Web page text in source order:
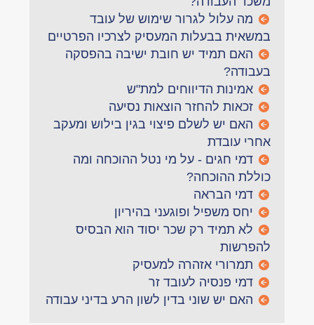
מה עלול לגרור שימוש של עובד
במשאית בבעלות המעסיק לצרכיו הפרטיים
האם תמיד יש חובת ישיבה בהפסקה
בעבודה?
אמינות הדיווחים למת"ש
זכאות להחזר הוצאות נסיעה
האם יש לשלם פיצוי בגין בילוש ומעקב
אחרי עובדת
דמי חגים - על מי נטל ההוכחה ומה
כוללת ההוכחה?
דמי הבראה
יחס משפיל ופוגעני בהיריון
לא תמיד רק שכר יסוד הוא הבסיס
להפרשות
תמרורי אזהרה למעסיק
דמי פנסיה לעובד זר
האם יש שוני בדין לשון הרע בדיני עבודה